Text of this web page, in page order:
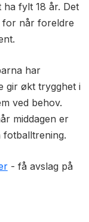
ha fylt 18 år. Det
for når foreldre
har
gir økt trygghet i
ved behov.
middagen er
fotballtrening.
- få avslag på